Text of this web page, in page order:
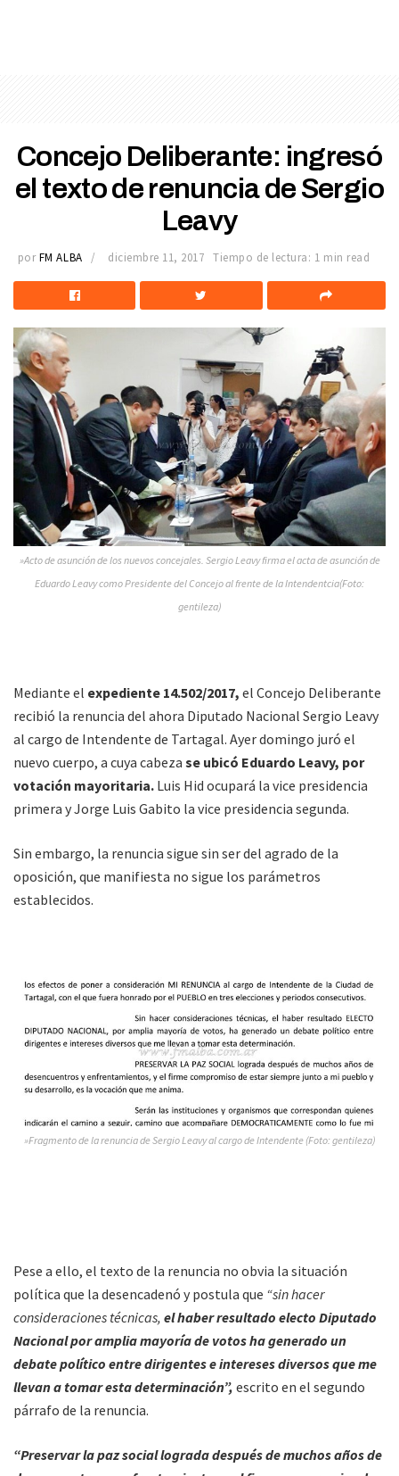
Concejo Deliberante: ingresó
el texto de renuncia de Sergio
Leavy
por FM ALBA diciembre 11, 2017 Tiempo de lectura: 1 min read
»Acto de asunción de los nuevos concejales. Sergio Leavy firma el acta de asunción de
Eduardo Leavy como Presidente del Concejo al frente de la Intendentcia(Foto:
gentileza)
Mediante el expediente 14.502/2017, el Concejo Deliberante
recibió la renuncia del ahora Diputado Nacional Sergio Leavy
al cargo de Intendente de Tartagal. Ayer domingo juró el
nuevo cuerpo, a cuya cabeza se ubicó Eduardo Leavy, por
votación mayoritaria. Luis Hid ocupará la vice presidencia
primera y Jorge Luis Gabito la vice presidencia segunda.
Sin embargo, la renuncia sigue sin ser del agrado de la
oposición, que manifiesta no sigue los parámetros
establecidos.
»Fragmento de la renuncia de Sergio Leavy al cargo de Intendente (Foto: gentileza)
Pese a ello, el texto de la renuncia no obvia la situación
política que la desencadenó y postula que “sin hacer
consideraciones técnicas, el haber resultado electo Diputado
Nacional por amplia mayoría de votos ha generado un
debate político entre dirigentes e intereses diversos que me
llevan a tomar esta determinación”, escrito en el segundo
párrafo de la renuncia.
“Preservar la paz social lograda después de muchos años de